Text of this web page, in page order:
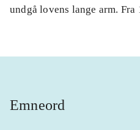
undgå lovens lange arm. Fra
Emneord